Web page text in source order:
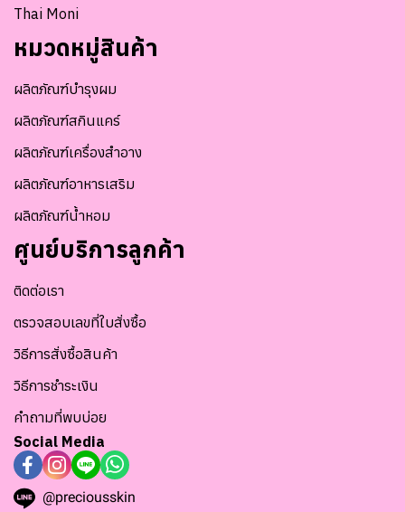
Thai Moni
หมวดหมู่สินค้า
ผลิตภัณฑ์บำรุงผม
ผลิตภัณฑ์สกินแคร์
ผลิตภัณฑ์เครื่องสำอาง
ผลิตภัณฑ์อาหารเสริม
ผลิตภัณฑ์น้ำหอม
ศูนย์บริการลูกค้า
ติดต่อเรา
ตรวจสอบเลขที่ใบสั่งซื้อ
วิธีการสั่งซื้อสินค้า
วิธีการชำระเงิน
คำถามที่พบบ่อย
Social Media
@preciousskin